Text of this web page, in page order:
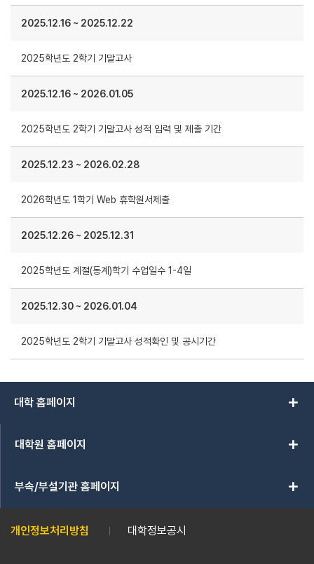
2025.12.16 ~ 2025.12.22
2025학년도 2학기 기말고사
2025.12.16 ~ 2026.01.05
2025학년도 2학기 기말고사 성적 입력 및 제출 기간
2025.12.23 ~ 2026.02.28
2026학년도 1학기 Web 휴학원서제출
2025.12.26 ~ 2025.12.31
2025학년도 계절(동계)학기 수업일수 1-4일
2025.12.30 ~ 2026.01.04
2025학년도 2학기 기말고사 성적확인 및 공시기간
대학 홈페이지 add
대학원 홈페이지 add
부속/부설기관 홈페이지 add
개인정보처리방침 대학정보공시